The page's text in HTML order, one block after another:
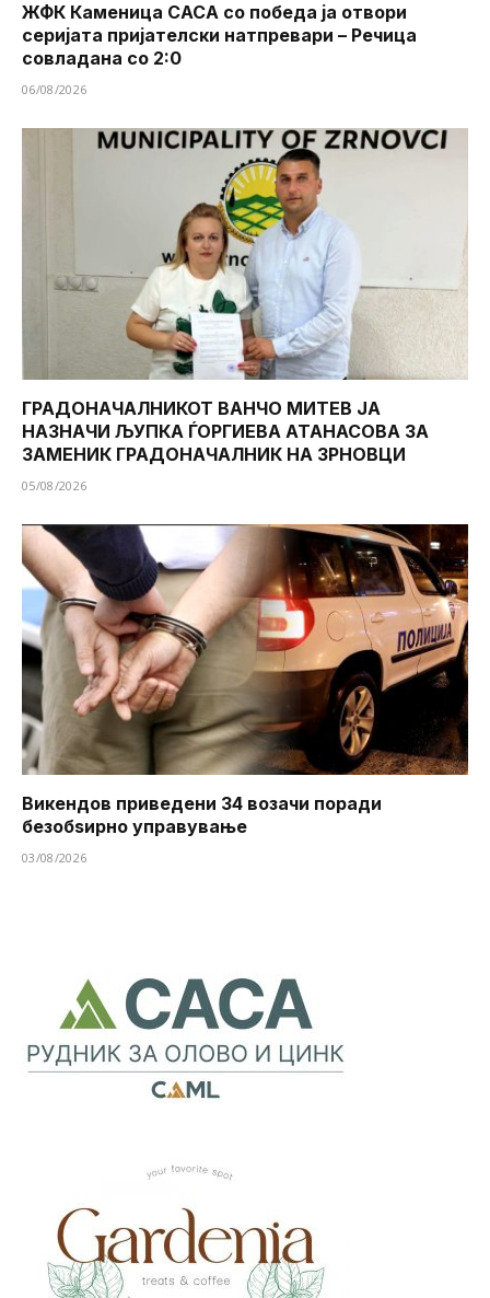
ЖФК Каменица САСА со победа ја отвори
серијата пријателски натпревари – Речица
совладана со 2:0
06/08/2026
ГРАДОНАЧАЛНИКОТ ВАНЧО МИТЕВ ЈА
НАЗНАЧИ ЉУПКА ЃОРГИЕВА АТАНАСОВА ЗА
ЗАМЕНИК ГРАДОНАЧАЛНИК НА ЗРНОВЦИ
05/08/2026
Викендов приведени 34 возачи поради
безобѕирно управување
03/08/2026